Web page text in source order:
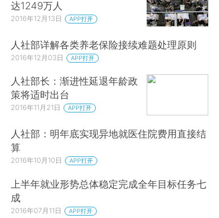
达1249万人
2016年12月13日 APP打开
人社部详解各类养老保险接续难题处理原则
2016年12月03日 APP打开
人社部长：渐进性延退年龄政
策将适时出台
2016年11月21日 APP打开
人社部：明年底实现异地就医住院费用直接结
算
2016年10月10日 APP打开
上半年就业形势总体稳定完成全年目标任务七
成
2016年07月11日 APP打开